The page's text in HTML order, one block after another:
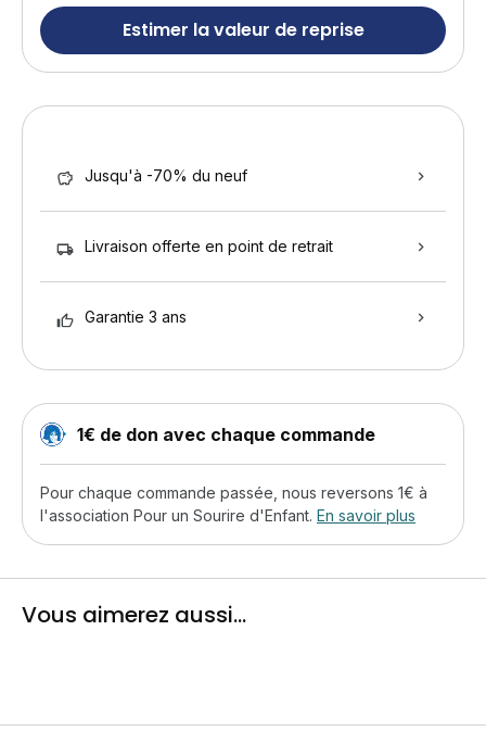
Estimer la valeur de reprise
Jusqu'à -70% du neuf
Livraison offerte en point de retrait
Garantie 3 ans
1€ de don avec chaque commande
Pour chaque commande passée, nous reversons 1€ à
l'association Pour un Sourire d'Enfant. En savoir plus
Vous aimerez aussi...